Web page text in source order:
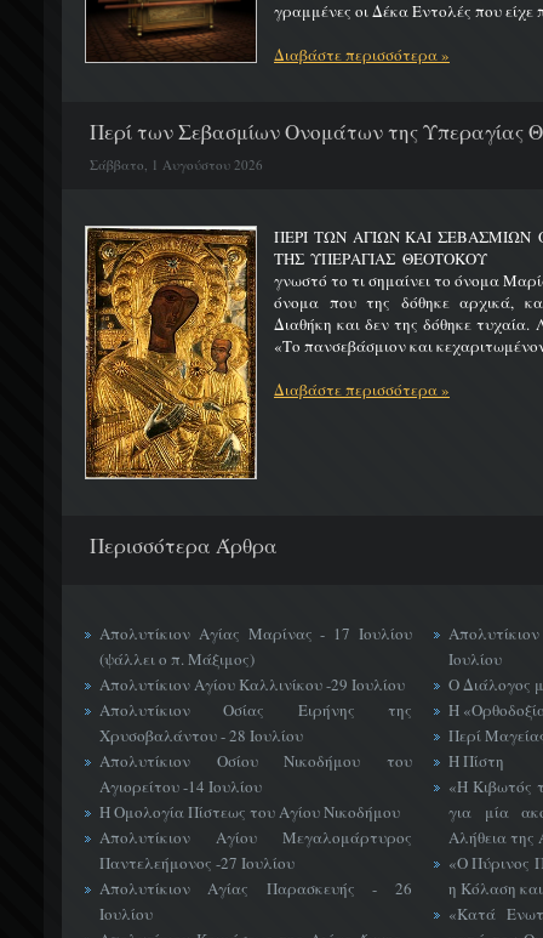
γραμμένες οι Δέκα Εντολές που είχε
Διαβάστε περισσότερα »
Περί των Σεβασμίων Ονομάτων της Υπεραγίας
Σάββατο, 1 Αυγούστου 2026
ΠΕΡΙ ΤΩΝ ΑΓΙΩΝ ΚΑΙ
ΤΗΣ ΥΠΕΡΑΓΙΑΣ ΘΕΟΤΟΚΟΥ
γνωστό το τι σημαίνει το όνομα
όνομα που της δόθηκε αρχικά,
Διαθήκη και δεν της δόθηκε τυχαία.
«Το πανσεβάσμιον και
Διαβάστε περισσότερα »
Περισσότερα Άρθρα
Απολυτίκιον Αγίας Μαρίνας - 17 Ιουλίου
(ψάλλει ο π. Μάξιμος)
Απολυτίκιον Αγίου Καλλινίκου -29 Ιουλίου
Απολυτίκιον Οσίας Ειρήνης της
Χρυσοβαλάντου - 28 Ιουλίου
Απολυτίκιον Οσίου Νικοδήμου του
Αγιορείτου -14 Ιουλίου
Η Ομολογία Πίστεως του Αγίου Νικοδήμου
Απολυτίκιον Αγίου Μεγαλομάρτυρος
Παντελεήμονος -27 Ιουλίου
Απολυτίκιον Αγίας Παρασκευής - 26
Ιουλίου
Ιουλίου
Ο Διάλογος
Η
Περί
Η Πίστη
«H Κιβωτός
για μία
Αλήθεια της
«Ο Πύρινος
η Κόλαση
«Κατά